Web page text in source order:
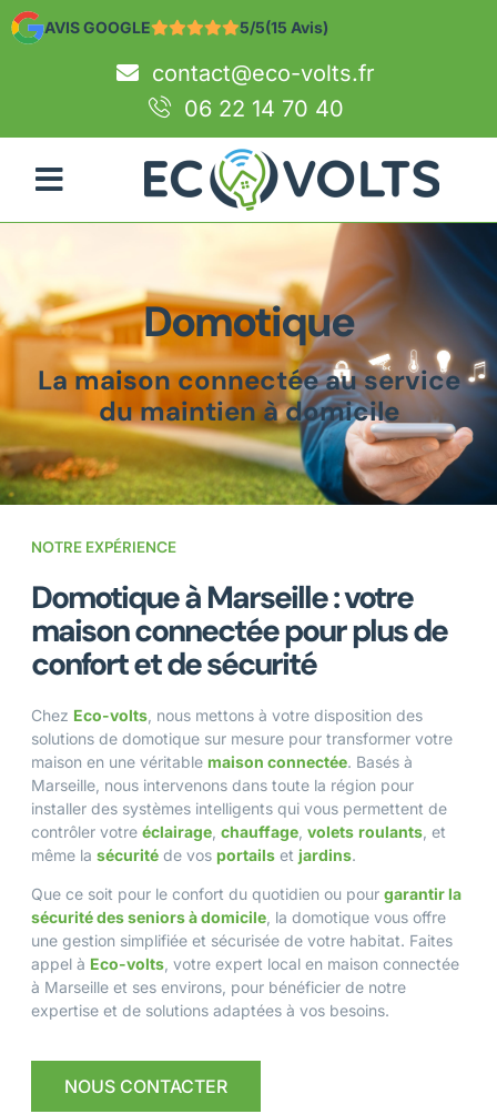
AVIS GOOGLE 5/5(15 Avis)
contact@eco-volts.fr
06 22 14 70 40
Domotique
La maison connectée au service
du maintien à domicile
NOTRE EXPÉRIENCE
Domotique à Marseille : votre
maison connectée pour plus de
confort et de sécurité
Chez Eco-volts , nous mettons à votre disposition des
solutions de domotique sur mesure pour transformer votre
maison en une véritable maison connectée. Basés à
Marseille, nous intervenons dans toute la région pour
installer des systèmes intelligents qui vous permettent de
contrôler votre éclairage chauffage volets roulants , et
même la sécurité de vos portails et jardins.
Que ce soit pour le confort du quotidien ou pour garantir la
sécurité des seniors à domicile , la domotique vous offre
une gestion simplifiée et sécurisée de votre habitat. Faites
appel à Eco-volts , votre expert local en maison connectée
à Marseille et ses environs, pour bénéficier de notre
expertise et de solutions adaptées à vos besoins.
NOUS CONTACTER